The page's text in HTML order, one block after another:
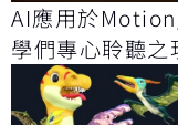
AI應用於
學們專心聆聽之